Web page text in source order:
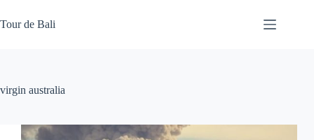
to
content
Tour de Bali
virgin australia